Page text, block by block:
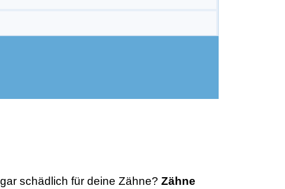
schädlich für deine Zähne? Zähne